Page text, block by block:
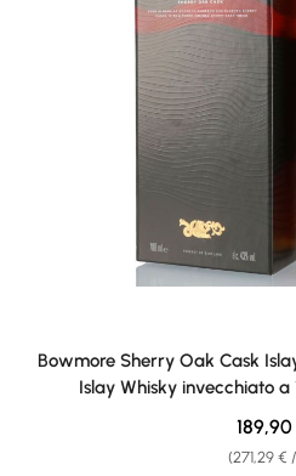
Bowmore Sherry Oak Cask
Islay Whisky invecchiato a
(271,29 € /